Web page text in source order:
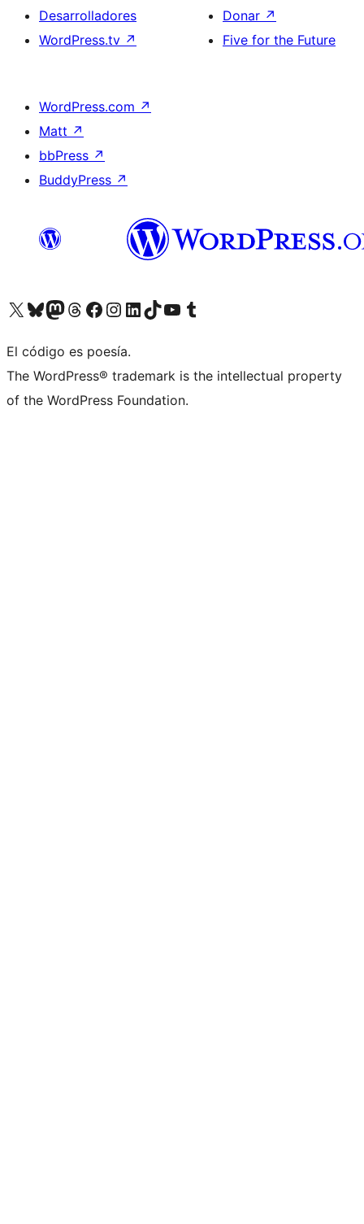
Desarrolladores
WordPress.tv ↗
Donar ↗
Five for the Future
WordPress.com ↗
Matt ↗
bbPress ↗
BuddyPress ↗
Visitá nuestra cuenta de X (anteriormente Twitter)
Visitá nuestra cuenta de Bluesky
Visitá nuestra cuenta de Mastodon
Visitá nuestra cuenta de Threads
Visitá nuestra página de Facebook
Visitá nuestra cuenta de Instagram
Visitá nuestra cuenta de LinkedIn
Visitá nuestra cuenta de TikTok
Visitá nuestro canal de YouTube
Visitá nuestra cuenta de Tumblr
El código es poesía.
The WordPress® trademark is the intellectual property
of the WordPress Foundation.